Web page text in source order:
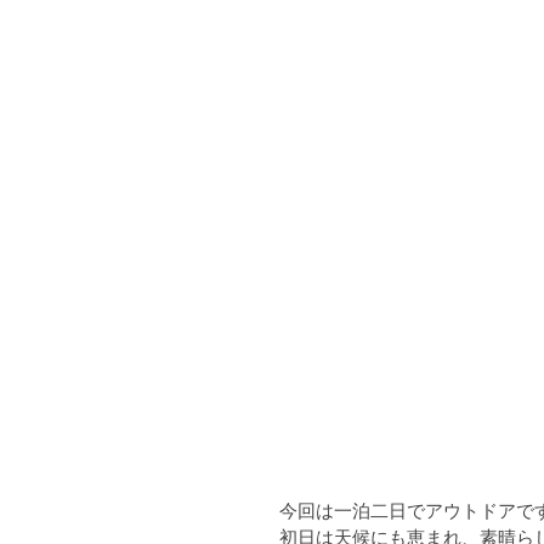
今回は一泊二日でアウトドアで
初日は天候にも恵まれ、素晴ら